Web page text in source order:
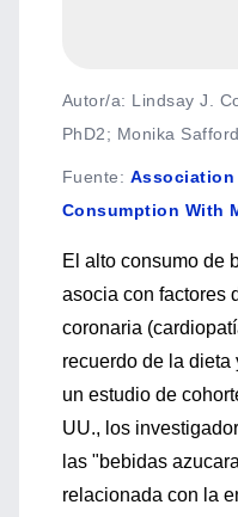
Autor/a: Lindsay J.
PhD2; Monika
Fuente: Association
Consumption With
El alto consumo de
asocia con factores
coronaria
recuerdo de la dieta
un estudio de
UU., los
las "bebidas
relacionada con la